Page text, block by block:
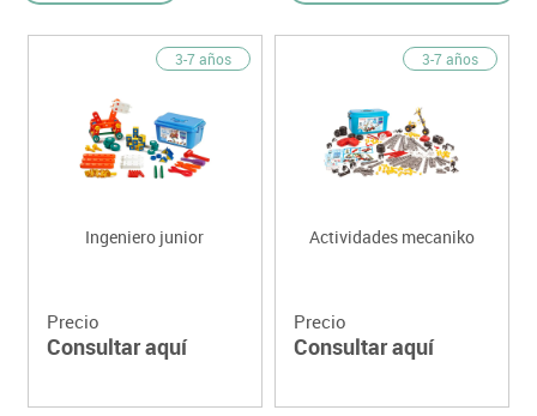
3-7 años
Ingeniero junior
Precio
Consultar aquí
3-7 años
Actividades mecaniko
Precio
Consultar aquí